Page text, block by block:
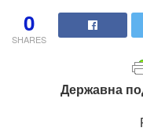
0
SHARES
Державна